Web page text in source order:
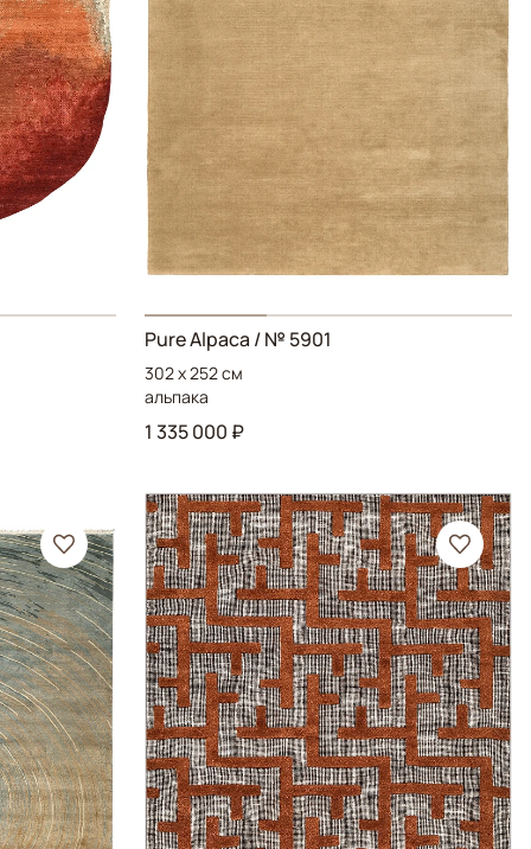
Pure Alpaca / № 5901
302 x 252 см
альпака
1 335 000 ₽